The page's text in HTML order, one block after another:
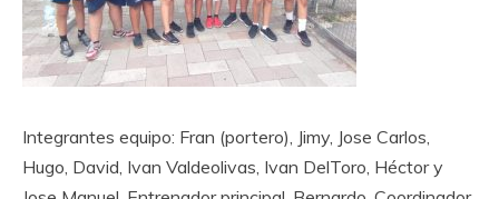
Integrantes equipo: Fran (portero), Jimy, Jose Carlos,
Hugo, David, Ivan Valdeolivas, Ivan DelToro, Héctor y